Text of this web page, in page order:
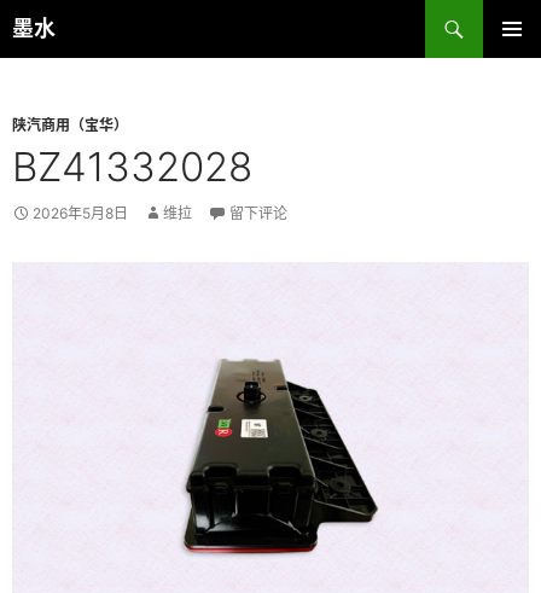
跳
至
墨水
搜
索
陕汽商用（宝华）
BZ41332028
2026年5月8日 维拉 留下评论